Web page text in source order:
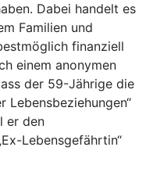
Dabei handelt es
Familien und
finanziell
einem anonymen
der 59-Jährige die
Lebensbeziehungen“
er den
Lebensgefährtin“